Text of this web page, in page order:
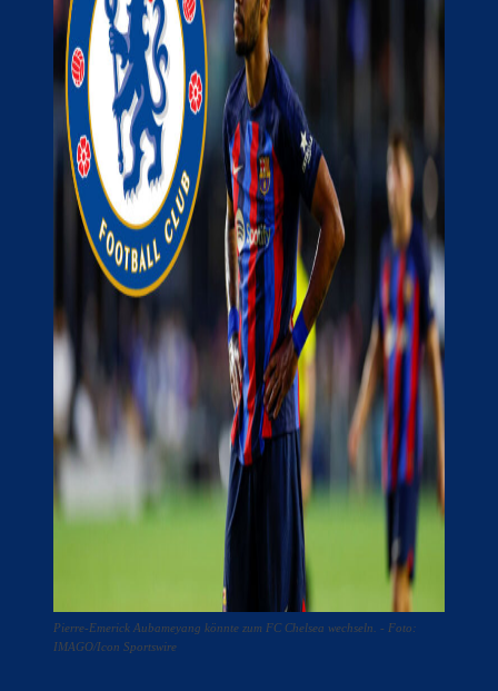
Pierre-Emerick Aubameyang könnte zum FC Chelsea wechseln. - Foto:
IMAGO/Icon Sportswire